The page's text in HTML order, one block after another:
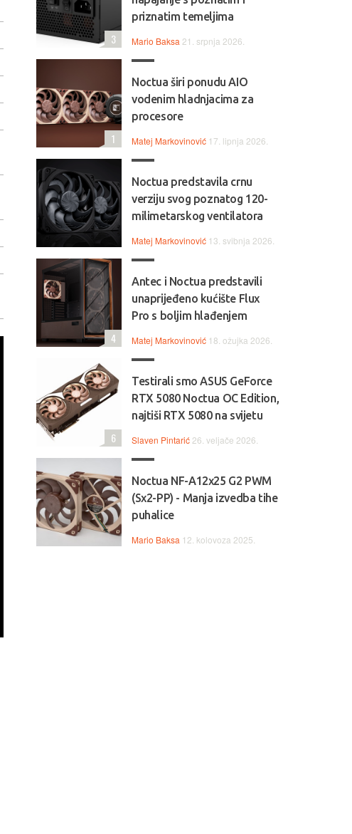
priznatim temeljima
Mario Baksa 21. srpnja 2026.
3
Noctua širi ponudu AIO
vodenim hladnjacima za
procesore
Matej Markovinović 17. lipnja 2026.
1
Noctua predstavila crnu
verziju svog poznatog 120-
milimetarskog ventilatora
Matej Markovinović 13. svibnja 2026.
Antec i Noctua predstavili
unaprijeđeno kućište Flux
Pro s boljim hlađenjem
Matej Markovinović 18. ožujka 2026.
4
Testirali smo ASUS GeForce
RTX 5080 Noctua OC Edition,
najtiši RTX 5080 na svijetu
Slaven Pintarić 26. veljače 2026.
6
Noctua NF-A12x25 G2 PWM
(Sx2-PP) - Manja izvedba tihe
puhalice
Mario Baksa 12. kolovoza 2025.